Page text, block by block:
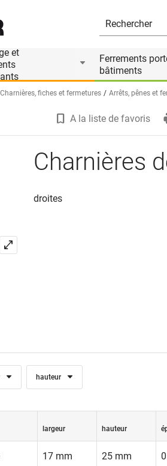
et
Ferrements
bâtiments
Charnières, fiches et fermetures Arrêts, pênes et
appropriés
A la liste de favoris
Charnières
droites
hauteur
largeur hauteur
17 mm 25 mm